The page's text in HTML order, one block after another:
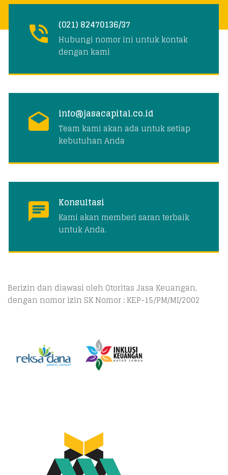
(021) 82470136/37
Hubungi nomor ini untuk kontak
dengan kami
info@jasacapital.co.id
Team kami akan ada untuk setiap
kebutuhan Anda
Konsultasi
Kami akan memberi saran terbaik
untuk Anda.
Berizin dan diawasi oleh Otoritas Jasa Keuangan,
dengan nomor izin SK Nomor : KEP-15/PM/MI/2002